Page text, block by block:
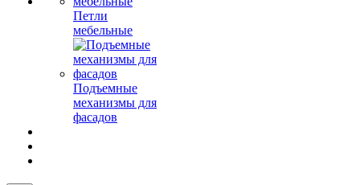
Петли
мебельные
Подъемные
механизмы для
фасадов